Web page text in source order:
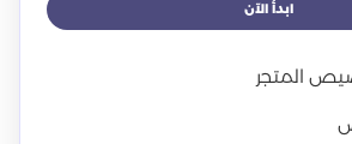
ابدأ الآن
المتجر